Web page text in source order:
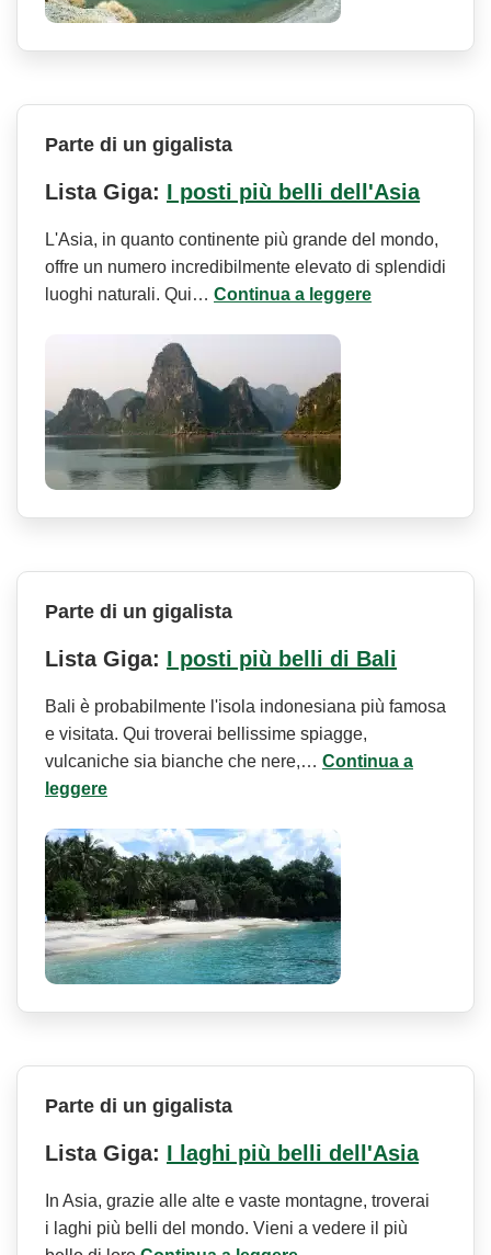
Parte di un gigalista
Lista Giga: I posti più belli dell'Asia
L'Asia, in quanto continente più grande del mondo,
offre un numero incredibilmente elevato di splendidi
luoghi naturali. Qui… Continua a leggere
Parte di un gigalista
Lista Giga: I posti più belli di Bali
Bali è probabilmente l'isola indonesiana più famosa
e visitata. Qui troverai bellissime spiagge,
vulcaniche sia bianche che nere,… Continua a
leggere
Parte di un gigalista
Lista Giga: I laghi più belli dell'Asia
In Asia, grazie alle alte e vaste montagne, troverai
i laghi più belli del mondo. Vieni a vedere il più